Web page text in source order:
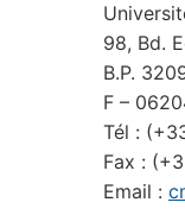
98, Bd.
B.P.
F –
Tél :
Fax :
Email :